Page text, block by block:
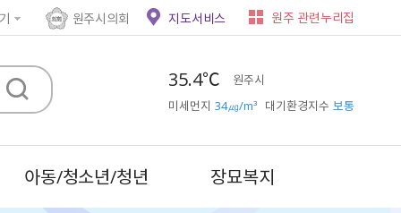
원주시의회 지도서비스 원주 관련누리집
35.4℃
원주시
미세먼지 34㎍/m³ 대기환경지수 보통
아동/청소년/청년 장묘복지